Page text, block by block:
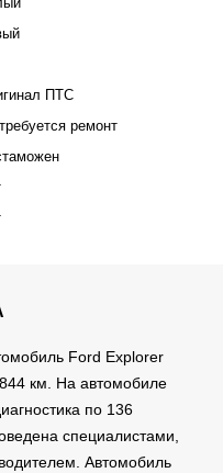
ПТС
ремонт
Ford Explorer
км. На автомобиле
по 136
специалистами,
Автомобиль